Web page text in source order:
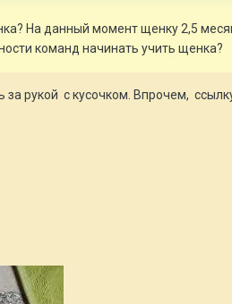
На данный момент щенку 2,5
команд начинать учить щенка?
за рукой с кусочком. Впрочем,